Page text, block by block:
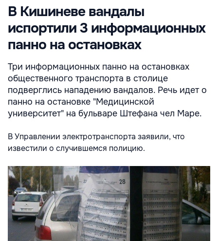
В Кишиневе вандалы
испортили 3 информационных
панно на остановках
Три информационных панно на остановках
общественного транспорта в столице
подверглись нападению вандалов. Речь идет о
панно на остановке "Медицинской
университет" на бульваре Штефана чел Маре.
В Управлении электротранспорта заявили, что
известили о случившемся полицию.